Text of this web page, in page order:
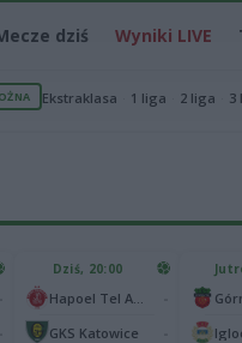
dziś Wyniki LIVE
Ekstraklasa 1 liga 2 liga 3
Dziś, 20:00
GKS Katowice